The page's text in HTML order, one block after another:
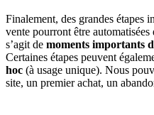
Finalement, des grandes étapes
vente pourront être
s’agit de moments importants
Certaines étapes peuvent
hoc (à usage unique). Nous
site, un premier achat, un